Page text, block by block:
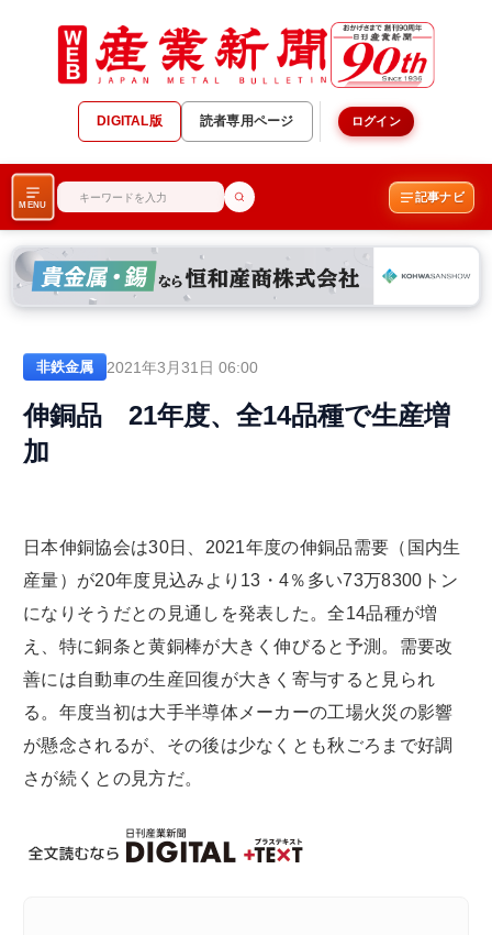
DIGITAL版 読者専用ページ ログイン
MENU
記事ナビ
非鉄金属 2021年3月31日 06:00
伸銅品 21年度、全14品種で生産増
加
日本伸銅協会は30日、2021年度の伸銅品需要（国内生
産量）が20年度見込みより13・4％多い73万8300トン
になりそうだとの見通しを発表した。全14品種が増
え、特に銅条と黄銅棒が大きく伸びると予測。需要改
善には自動車の生産回復が大きく寄与すると見られ
る。年度当初は大手半導体メーカーの工場火災の影響
が懸念されるが、その後は少なくとも秋ごろまで好調
さが続くとの見方だ。